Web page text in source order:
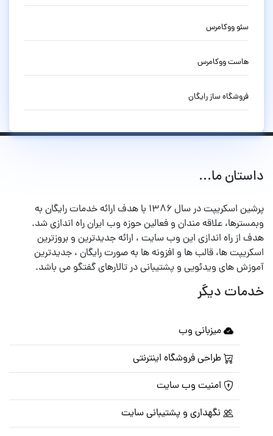
سئو ووکامرس
هاست ووکامرس
فروشگاه ساز رایگان
داستان ما...
پرشین اسکریپت در سال ۱۳۸۶ با هدف ارائه خدمات رایگان به
وبمسترها، علاقه مندان و فعالین حوزه وب ایران راه اندازی شد.
هدف از راه اندازی این وب سایت ، ارائه جدیدترین و بروزترین
اسکریپت ها، قالب ها و افزونه ها به صورت رایگان ، جدیدترین
آموزش های ویدئویی و پشتیبانی در تالارهای گفتگو می باشد.
خدمات دیگر
میزبانی وب
طراحی فروشگاه اینترنتی
امنیت وب سایت
نگهداری و پشتیبانی سایت